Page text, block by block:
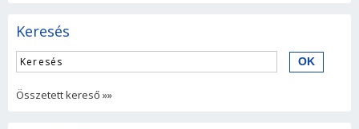
Keresés
Összetett kereső »»